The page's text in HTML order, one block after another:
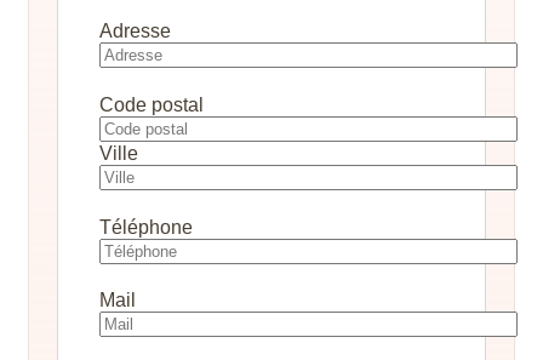
Adresse
Code postal
Ville
Téléphone
Mail